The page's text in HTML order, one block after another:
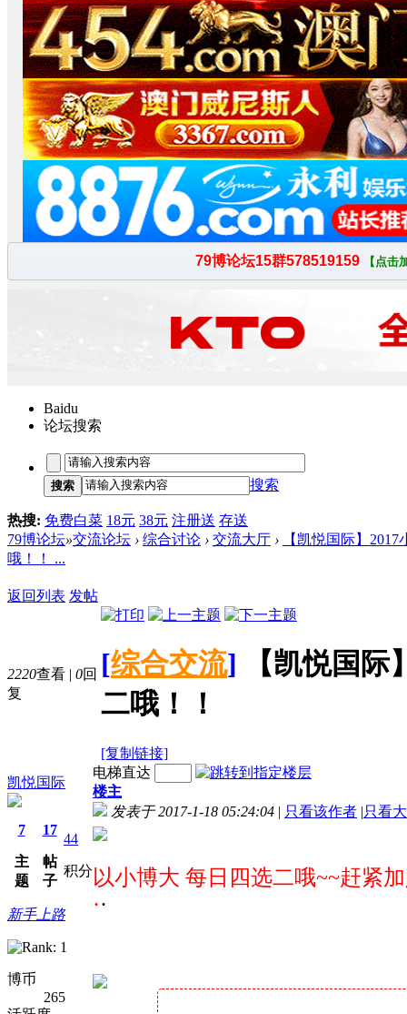
Baidu
论坛搜索
搜索 搜索
热搜: 免费白菜 18元 38元 注册送 存送
79博论坛»交流论坛 › 综合讨论 › 交流大厅 ›
【凯悦国际】
哦！！ ...
返回列表 发帖
2220查看 | 0回
复
[综合交流]
【凯悦国
二哦！！
[复制链接]
凯悦国际
7
主
题
17
帖
子
44
积分
新手上路
博币
265
电梯直达
楼主
发表于 2017-1-18 05:24:04 | 只看该作者 |只看
以小博大 每日四选二哦~~赶紧
··